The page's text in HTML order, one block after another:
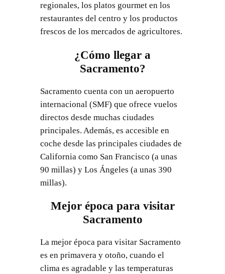
regionales, los platos gourmet en los
restaurantes del centro y los productos
frescos de los mercados de agricultores.
¿Cómo llegar a
Sacramento?
Sacramento cuenta con un aeropuerto
internacional (SMF) que ofrece vuelos
directos desde muchas ciudades
principales. Además, es accesible en
coche desde las principales ciudades de
California como San Francisco (a unas
90 millas) y Los Ángeles (a unas 390
millas).
Mejor época para visitar
Sacramento
La mejor época para visitar Sacramento
es en primavera y otoño, cuando el
clima es agradable y las temperaturas